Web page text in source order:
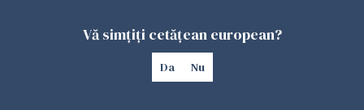
Vă simțiți cetățean european?
Da Nu